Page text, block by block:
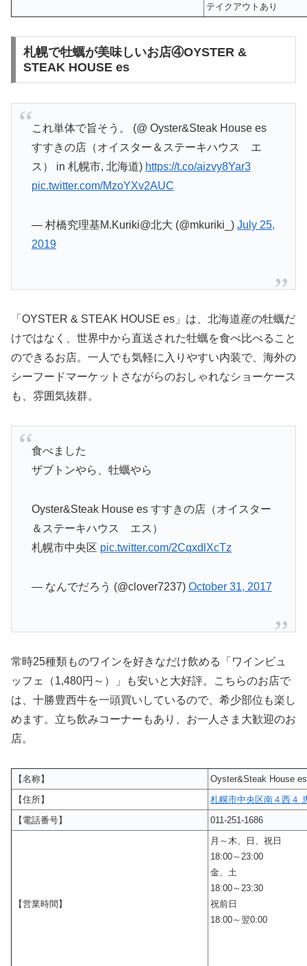
テイクアウトあり
札幌で牡蠣が美味しいお店④OYSTER &
STEAK HOUSE es
これ単体で旨そう。 (@ Oyster&Steak House es
すすきの店（オイスター＆ステーキハウス エ
ス） in 札幌市, 北海道) https://t.co/aizvy8Yar3
pic.twitter.com/MzoYXv2AUC
— 村橋究理基M.Kuriki@北大 (@mkuriki_) July 25,
2019
「OYSTER & STEAK HOUSE es」は、北海道産の牡蠣だ
けではなく、世界中から直送された牡蠣を食べ比べること
のできるお店。一人でも気軽に入りやすい内装で、海外の
シーフードマーケットさながらのおしゃれなショーケース
も、雰囲気抜群。
食べました
ザブトンやら、牡蠣やら
Oyster&Steak House es すすきの店（オイスター
＆ステーキハウス エス）
札幌市中央区 pic.twitter.com/2CqxdlXcTz
— なんでだろう (@clover7237) October 31, 2017
常時25種類ものワインを好きなだけ飲める「ワインビュ
ッフェ（1,480円～）」も安いと大好評。こちらのお店で
は、十勝豊西牛を一頭買いしているので、希少部位も楽し
めます。立ち飲みコーナーもあり、お一人さま大歓迎のお
店。
【名称】
Oyster&Steak House es
【住所】
札幌市中央区南４西４
【電話番号】
011-251-1686
【営業時間】
月～木、日、祝日
18:00～23:00
金、土
18:00～23:30
祝前日
18:00～翌0:00